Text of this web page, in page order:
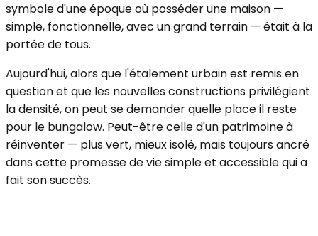
symbole d'une époque où posséder une maison —
simple, fonctionnelle, avec un grand terrain — était à la
portée de tous.
Aujourd'hui, alors que l'étalement urbain est remis en
question et que les nouvelles constructions privilégient
la densité, on peut se demander quelle place il reste
pour le bungalow. Peut-être celle d'un patrimoine à
réinventer — plus vert, mieux isolé, mais toujours ancré
dans cette promesse de vie simple et accessible qui a
fait son succès.